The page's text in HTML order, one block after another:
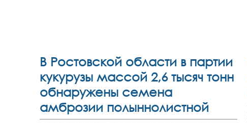
В Ростовской области в партии
кукурузы массой 2,6 тысяч тонн
обнаружены семена
амброзии полыннолистной